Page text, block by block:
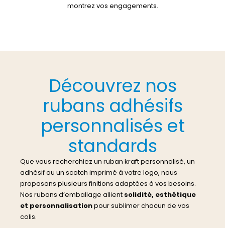
montrez vos engagements.
Découvrez nos
rubans adhésifs
personnalisés et
standards
Que vous recherchiez un ruban kraft personnalisé, un
adhésif ou un scotch imprimé à votre logo, nous
proposons plusieurs finitions adaptées à vos besoins.
Nos rubans d’emballage allient solidité, esthétique
et personnalisationpour sublimer chacun de vos
colis.